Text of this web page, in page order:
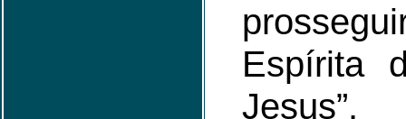
Espírita
Jesus”.